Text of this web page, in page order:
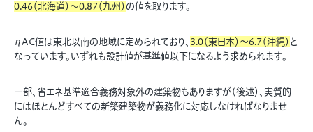
0.46（北海道）〜0.87（九州）の値を取ります。
ηAC値は東北以南の地域に定められており、 3.0（東日本）〜6.7（沖縄） と
なっています。いずれも設計値が基準値以下になるよう求められます。
一部、省エネ基準適合義務対象外の建築物もありますが（後述）、実質的
にはほとんどすべての新築建築物が義務化に対応しなければなりませ
ん。